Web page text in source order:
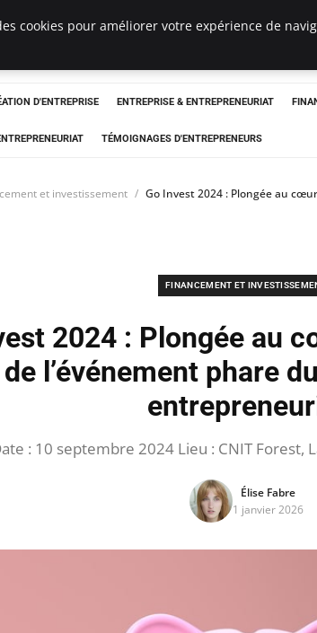
D'ENTREPRISE ENTREPRISE & ENTREPRENEURIAT
TÉMOIGNAGES D'ENTREPRENEURS
et investissement Go Invest 2024 : Plongée au
FINANCEMENT ET
2024 : Plongée au
de l’événement phare
: 10 septembre 2024 Lieu : CNIT Forest,
Élise Fabre
1 janvier 2026
cookies pour améliorer votre expérience de